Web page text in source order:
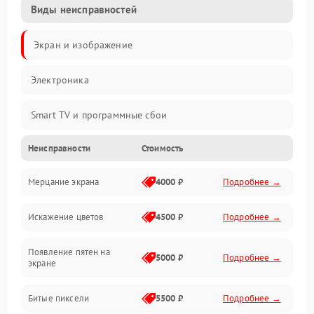
Виды неисправностей
Экран и изображение
Электроника
Smart TV и программные сбои
Питание и запуск
Подсветка и LED-модули
Звук и аудиосистема
Сигнал и приём каналов
Неисправности Стоимость
Мерцание экрана 4000 ₽ Подробнее →
Искажение цветов 4500 ₽ Подробнее →
Появление пятен на
экране
5000 ₽ Подробнее →
Битые пиксели 5500 ₽ Подробнее →